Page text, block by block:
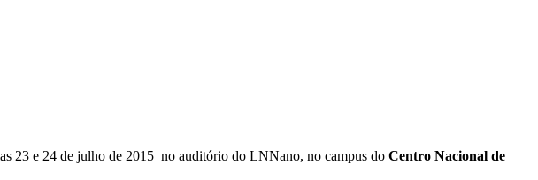
23 e 24 de julho de 2015 no auditório do LNNano, no campus do Centro Nacional de